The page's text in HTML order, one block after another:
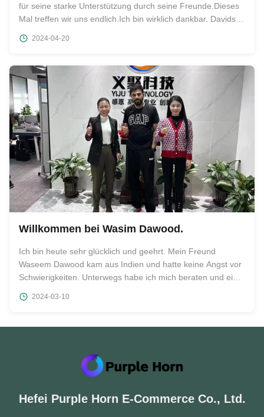
für seine starke Unterstützung durch seine Freunde.Dieses
Mal treffen wir uns endlich.Ich bin wirklich dankbar. Davids
brachte sogar Geschenke für uns alle. Es war wirklich
2024-04-20
Willkommen bei Wasim Dawood.
Ich bin heute sehr glücklich und geehrt. Mein Freund
Waseem Dawood kam aus Indien und hatte keine Angst vor
Schwierigkeiten. Unterwegs habe ich mich beraten und ein
Auto genommen, um unsere Firma zu besuchen. Wir
bereiten uns herzlich darauf vor, diesen Freund aus Indien
2024-03-10
Hefei Purple Horn E-Commerce Co., Ltd.